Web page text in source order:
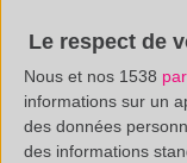
Le respect de
Nous et nos 1538
informations sur un
des données
des informations